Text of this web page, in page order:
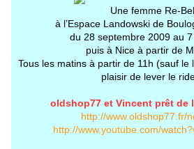
Une femme Re-
à l’Espace Landowski de
du 28 septembre 2009 au
puis à Nice à partir de
Tous les matins à partir de 11h (sauf le
plaisir de lever le
oldshop77 et Vincent prêt de
http://www.oldshop77.fr/
http://www.youtube.com/